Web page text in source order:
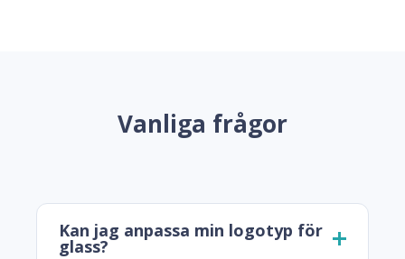
Vanliga frågor
Kan jag anpassa min logotyp för
glass?